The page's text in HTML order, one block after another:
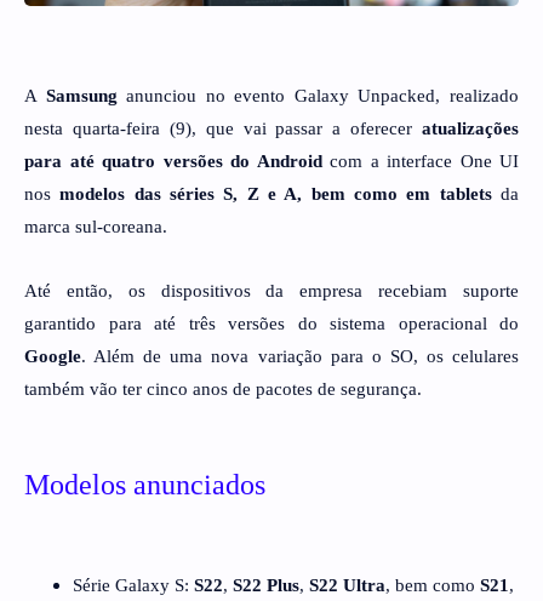
A Samsung anunciou no evento Galaxy Unpacked, realizado
nesta quarta-feira (9), que vai passar a oferecer atualizações
para até quatro versões do Androidcom a interface One UI
nosmodelos das séries S, Z e A, bem como em tabletsda
marca sul-coreana.
Até então, os dispositivos da empresa recebiam suporte
garantido para até três versões do sistema operacional do
Google. Além de uma nova variação para o SO, os celulares
também vão ter cinco anos de pacotes de segurança.
Modelos anunciados
Série Galaxy S: S22, S22 Plus, S22 Ultra, bem como S21 ,